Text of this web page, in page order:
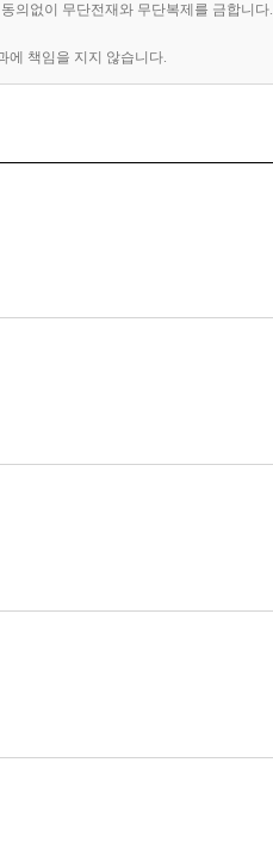
의없이 무단전재와 무단복제를 금합니다.
에 책임을 지지 않습니다.